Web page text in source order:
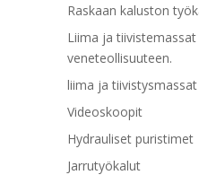
Raskaan kaluston
Liima ja
veneteollisuuteen.
liima ja tiivistysmassat
Videoskoopit
Hydrauliset puristimet
Jarrutyökalut